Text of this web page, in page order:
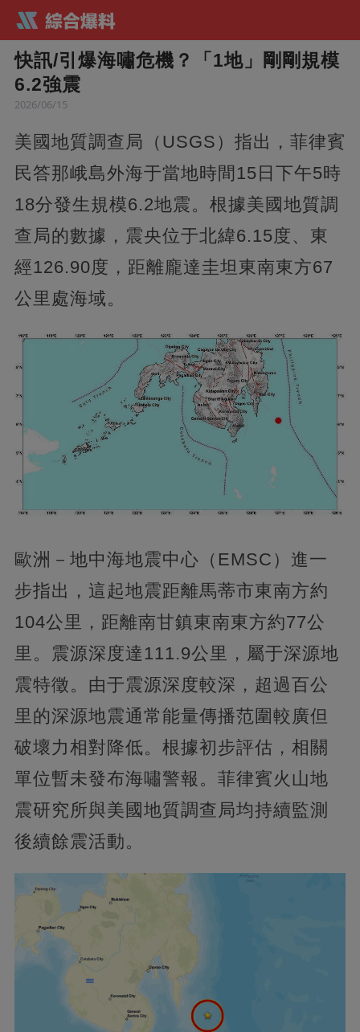
快訊/引爆海嘯危機？「1地」剛剛規模
6.2強震
2026/06/15
美國地質調查局（USGS）指出，菲律賓
民答那峨島外海于當地時間15日下午5時
18分發生規模6.2地震。根據美國地質調
查局的數據，震央位于北緯6.15度、東
經126.90度，距離龐達圭坦東南東方67
公里處海域。
歐洲－地中海地震中心（EMSC）進一
步指出，這起地震距離馬蒂市東南方約
104公里，距離南甘鎮東南東方約77公
里。震源深度達111.9公里，屬于深源地
震特徵。由于震源深度較深，超過百公
里的深源地震通常能量傳播范圍較廣但
破壞力相對降低。根據初步評估，相關
單位暫未發布海嘯警報。菲律賓火山地
震研究所與美國地質調查局均持續監測
後續餘震活動。